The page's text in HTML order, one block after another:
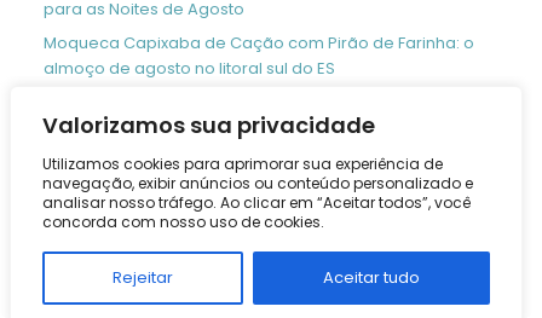
Valorizamos sua privacidade
Utilizamos cookies para aprimorar sua experiência de
navegação, exibir anúncios ou conteúdo personalizado e
analisar nosso tráfego. Ao clicar em “Aceitar todos”, você
concorda com nosso uso de cookies.
Rejeitar Aceitar tudo
para as Noites de Agosto
Moqueca Capixaba de Cação com Pirão de Farinha: o
almoço de agosto no litoral sul do ES
Mineiro de Agosto que Aquece a Mantiqueira
Comentários